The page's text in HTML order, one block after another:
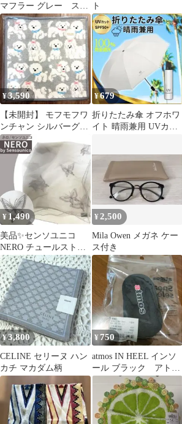
マフラー グレー スヌ
ーピー
ト
¥3,590
【未開封】 モフモフワ
ンチャン シルバーグレ
ー×ライトグレー
¥679
折りたたみ傘 オフホワ
イト 晴雨兼用 UVカッ
¥ 1,490
美品✨センソユニコ
NERO チュールストー
ル ショール 蝶 刺繍 グ
レー 大判
¥ 2,500
Mila Owen メガネ ケー
ス付き
¥3,800
CELINE セリーヌ ハン
カチ マカダム柄
¥750
atmos IN HEEL インソ
ール ブラック アトモ
ス インヒール 3cm